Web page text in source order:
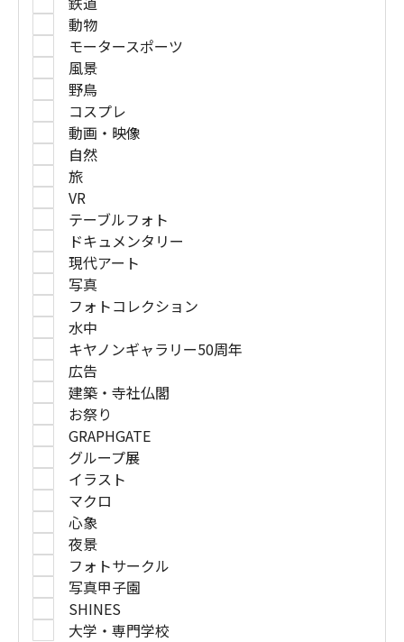
動物
モータースポーツ
風景
野鳥
コスプレ
動画・映像
自然
旅
VR
テーブルフォト
ドキュメンタリー
現代アート
写真
フォトコレクション
水中
キヤノンギャラリー50周年
広告
建築・寺社仏閣
お祭り
GRAPHGATE
グループ展
イラスト
マクロ
心象
夜景
フォトサークル
写真甲子園
SHINES
大学・専門学校